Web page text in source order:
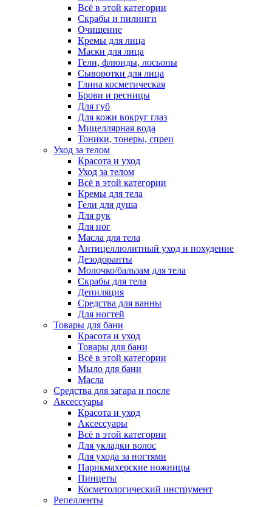
Всё в этой категории
Скрабы и пилинги
Очищение
Кремы для лица
Маски для лица
Гели, флюиды, лосьоны
Сыворотки для лица
Глина косметическая
Брови и ресницы
Для губ
Для кожи вокруг глаз
Мицеллярная вода
Тоники, тонеры, спреи
Уход за телом
Красота и уход
Уход за телом
Всё в этой категории
Кремы для тела
Гели для душа
Для рук
Для ног
Масла для тела
Антицеллюлитный уход и похудение
Дезодоранты
Молочко/бальзам для тела
Скрабы для тела
Депиляция
Средства для ванны
Для ногтей
Товары для бани
Красота и уход
Товары для бани
Всё в этой категории
Мыло для бани
Масла
Средства для загара и после
Аксессуары
Красота и уход
Аксессуары
Всё в этой категории
Для укладки волос
Для ухода за ногтями
Парикмахерские ножницы
Пинцеты
Косметологический инструмент
Репелленты